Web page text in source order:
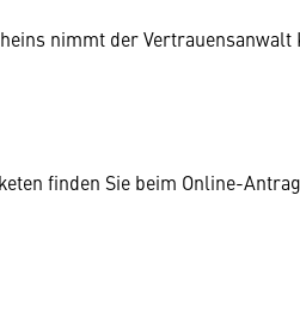
nimmt der Vertrauensanwalt
finden Sie beim Online-